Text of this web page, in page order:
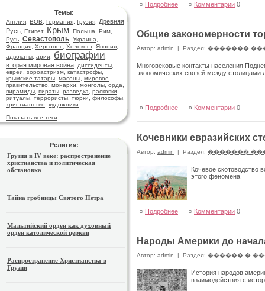
Темы:
Англия ВОВ Германия Грузия
Древняя
Русь Египет, Крым Польша Рим
Русь Севастополь Украина
Франция Херсонес Холокост, Япония
адвокаты арии биографии
вторая мировая война диссиденты
евреи
зороастризм катастрофы
крымские татары масоны мировое
правительство
монархи монголы орда
пирамиды пираты разведка раскопки
ритуалы террористы тюрки философы
христианство
художники
Показать все теги
Религия:
Грузия в IV веке: распространение
христианства и политическая
обстановка
Тайна гробницы Святого Петра
Мальтийский орден как духовный
орден католической церкви
Распространение Христианства в
Грузии
» Подробнее » Комментарии 0
Общие закономерности
Автор: admin | Раздел: �������
Многовековые контакты населения
экономических связей между столицами
» Подробнее » Комментарии 0
Кочевники евразийских
Автор: admin | Раздел: �������
Кочевое скотоводство
этого феномена
» Подробнее » Комментарии 0
Народы Америки до
Автор: admin | Раздел: ������ �
История народов
взаимодействия с